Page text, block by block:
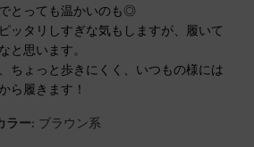
とっても温かいのも◎
ッタリしすぎな気もしますが、履いて
と思います。
ちょっと歩きにくく、いつもの様には
ら履きます！
ラー: ブラウン系